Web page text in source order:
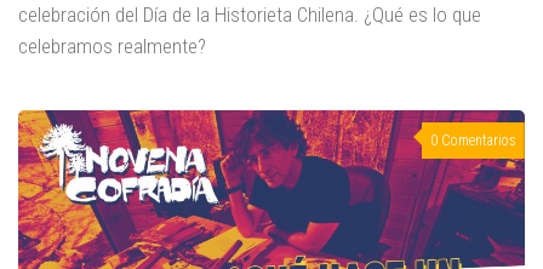
celebración del Día de la Historieta Chilena. ¿Qué es lo que
celebramos realmente?
0 Comentarios